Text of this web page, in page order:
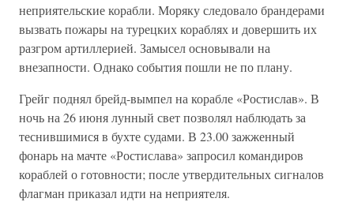
неприятельские корабли. Моряку следовало брандерами
вызвать пожары на турецких кораблях и довершить их
разгром артиллерией. Замысел основывали на
внезапности. Однако события пошли не по плану.
Грейг поднял брейд-вымпел на корабле «Ростислав». В
ночь на 26 июня лунный свет позволял наблюдать за
теснившимися в бухте судами. В 23.00 зажженный
фонарь на мачте «Ростислава» запросил командиров
кораблей о готовности; после утвердительных сигналов
флагман приказал идти на неприятеля.